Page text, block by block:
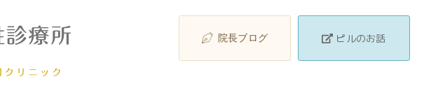
院長ブログ ピルのお話